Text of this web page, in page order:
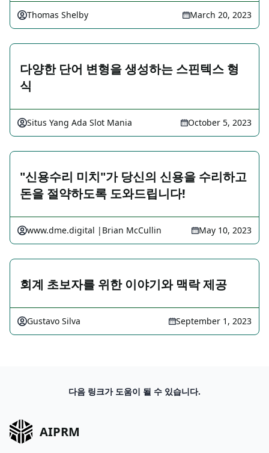
Thomas Shelby March 20, 2023
다양한 단어 변형을 생성하는 스핀텍스 형
식
Situs Yang Ada Slot Mania October 5, 2023
"신용수리 미치"가 당신의 신용을 수리하고
돈을 절약하도록 도와드립니다!
www.dme.digital |Brian McCullin May 10, 2023
회계 초보자를 위한 이야기와 맥락 제공
Gustavo Silva September 1, 2023
다음 링크가 도움이 될 수 있습니다.
AIPRM